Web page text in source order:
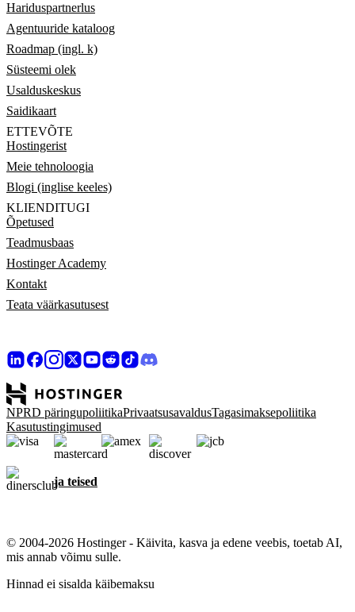
Hariduspartnerlus
Agentuuride kataloog
Roadmap (ingl. k)
Süsteemi olek
Usalduskeskus
Saidikaart
ETTEVÕTE
Hostingerist
Meie tehnoloogia
Blogi (inglise keeles)
KLIENDITUGI
Õpetused
Teadmusbaas
Hostinger Academy
Kontakt
Teata väärkasutusest
NPRD päringupoliitikaPrivaatsusavaldusTagasimaksepoliitika
Kasutustingimused
ja teised
© 2004-2026 Hostinger - Käivita, kasva ja edene veebis, toetab AI,
mis annab võimu sulle.
Hinnad ei sisalda käibemaksu